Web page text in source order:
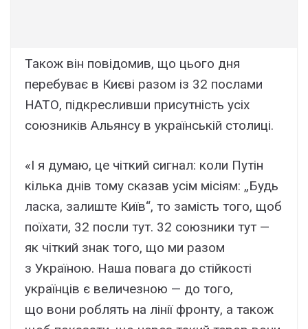
Також він повідомив, що цього дня
перебуває в Києві разом із 32 послами
НАТО, підкресливши присутність усіх
союзників Альянсу в українській столиці.
«І я думаю, це чіткий сигнал: коли Путін
кілька днів тому сказав усім місіям: „Будь
ласка, залиште Київ“, то замість того, щоб
поїхати, 32 посли тут. 32 союзники тут —
як чіткий знак того, що ми разом
з Україною. Наша повага до стійкості
українців є величезною — до того,
що вони роблять на лінії фронту, а також